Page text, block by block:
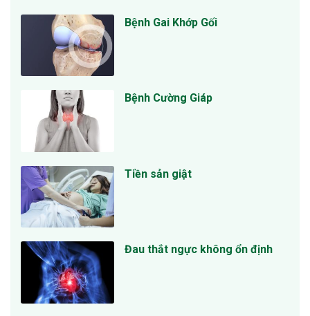
Bệnh Gai Khớp Gối
Bệnh Cường Giáp
Tiền sản giật
Đau thắt ngực không ổn định